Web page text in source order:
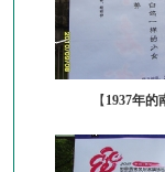
【 1937年的